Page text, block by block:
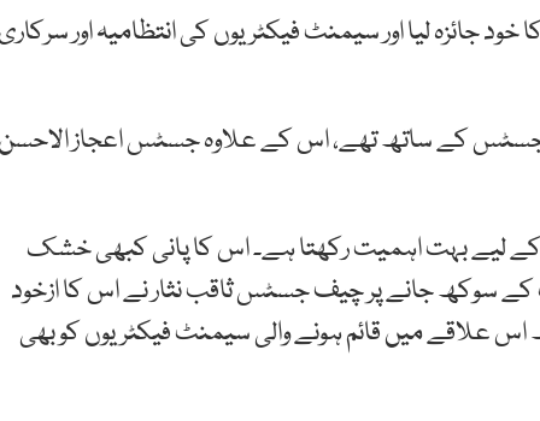
جائزہ لیا اور سیمنٹ فیکٹریوں کی انتظامیہ اور
جسٹس کے ساتھ تھے، اس کے علاوہ جسٹس اعجاز
کے لیے بہت اہمیت رکھتا ہے۔ اس کا پانی کبھی خشک
کے سوکھ جانے پر چیف جسٹس ثاقب نثار نے اس کا ازخود
اس علاقے میں قائم ہونے والی سیمنٹ فیکٹریوں کو بھی